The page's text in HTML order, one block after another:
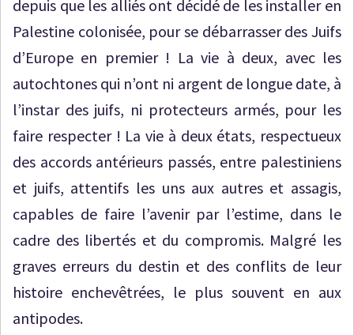
depuis que les alliés ont décidé de les installer en
Palestine colonisée, pour se débarrasser des Juifs
d’Europe en premier ! La vie à deux, avec les
autochtones qui n’ont ni argent de longue date, à
l’instar des juifs, ni protecteurs armés, pour les
faire respecter ! La vie à deux états, respectueux
des accords antérieurs passés, entre palestiniens
et juifs, attentifs les uns aux autres et assagis,
capables de faire l’avenir par l’estime, dans le
cadre des libertés et du compromis. Malgré les
graves erreurs du destin et des conflits de leur
histoire enchevêtrées, le plus souvent en aux
antipodes.